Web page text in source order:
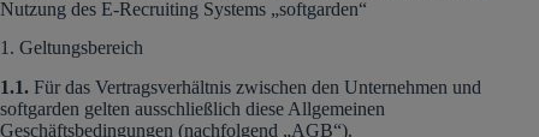
Nutzung des E-Recruiting Systems „softgarden“
1. Geltungsbereich
1.1. Für das Vertragsverhältnis zwischen den Unternehmen und
softgarden gelten ausschließlich diese Allgemeinen
Geschäftsbedingungen (nachfolgend „AGB“).